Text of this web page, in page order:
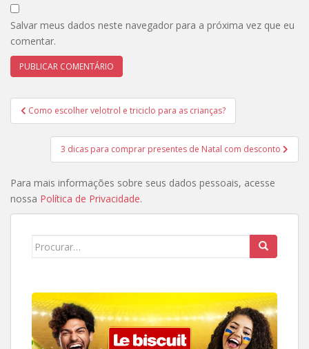
Salvar meus dados neste navegador para a próxima vez que eu
comentar.
Navegação
de
Como escolher velotrol e triciclo para as crianças?
3 dicas para comprar presentes de Natal com desconto
Para mais informações sobre seus dados pessoais, acesse
nossa Política de Privacidade.
Search